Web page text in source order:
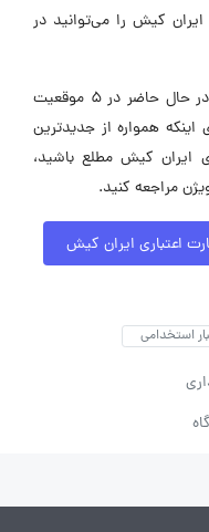
کیش را می‌توانید در
شرکت کارت اعتباری ایران کیش در حال حاضر در ۵ موقعیت
همواره از جدیدترین
ایران کیش مطلع باشید،
مراجعه کنید.
اعتباری ایران کیش
استخدامی